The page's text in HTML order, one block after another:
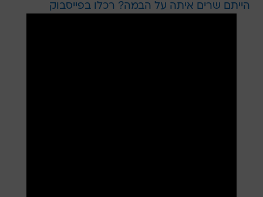
הייתם שרים איתה על הבמה? רכלו בפייסבוק